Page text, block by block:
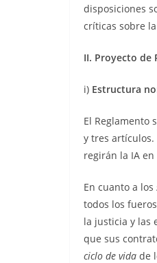
disposiciones
críticas sobre
II. Proyecto de
i) Estructura
El Reglamento
y tres artículos.
regirán la IA
En cuanto a los
todos los
la justicia y las
que sus
ciclo de vida de